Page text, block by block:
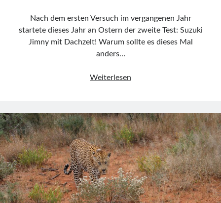
Nach dem ersten Versuch im vergangenen Jahr
startete dieses Jahr an Ostern der zweite Test: Suzuki
Jimny mit Dachzelt! Warum sollte es dieses Mal
anders…
Weiterlesen
Suzuki
Jimny
mit
Dachzelt!